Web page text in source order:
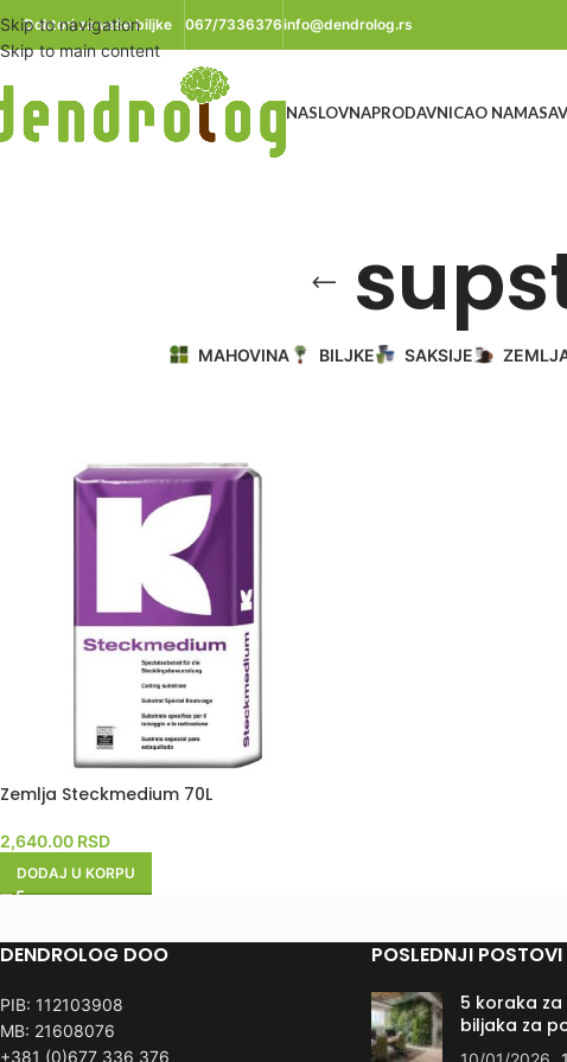
Skip to navigation
Skip to main content
Doktori za vaše biljke 067/7336376info@dendrolog.rs
NASLOVNAPRODAVNICAO NAMA
MAHOVINA BILJKE SAKSIJE
Zemlja Steckmedium 70L
2,640.00 RSD
DODAJ U KORPU
DENDROLOG DOO
PIB: 112103908
MB: 21608076
+381 (0)677 336 376
POSLEDNJI POSTOVI
5 koraka za
biljaka za